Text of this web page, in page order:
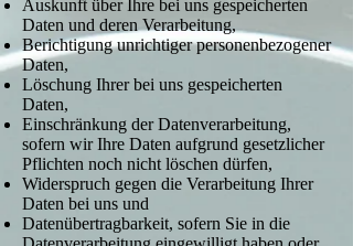
Auskunft über Ihre bei uns gespeicherten
Daten und deren Verarbeitung,
Berichtigung unrichtiger personenbezogener
Daten,
Löschung Ihrer bei uns gespeicherten
Daten,
Einschränkung der Datenverarbeitung,
sofern wir Ihre Daten aufgrund gesetzlicher
Pflichten noch nicht löschen dürfen,
Widerspruch gegen die Verarbeitung Ihrer
Daten bei uns und
Datenübertragbarkeit, sofern Sie in die